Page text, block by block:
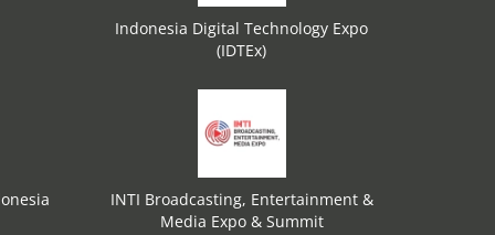
Indonesia Digital Technology Expo
(IDTEx)
INTI Broadcasting, Entertainment &
Media Expo & Summit